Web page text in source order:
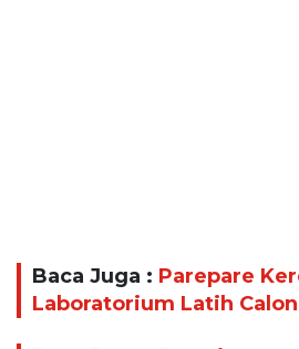
Baca Juga : Parepare
Laboratorium Latih